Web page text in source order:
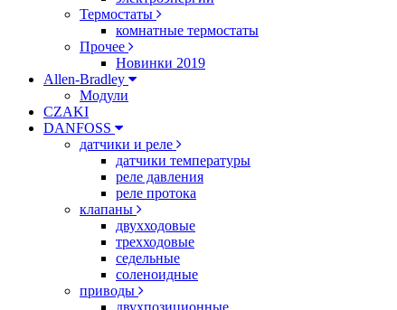
Термостаты
комнатные термостаты
Прочее
Новинки 2019
Allen-Bradley
Модули
CZAKI
DANFOSS
датчики и реле
датчики температуры
реле давления
реле протока
клапаны
двухходовые
трехходовые
седельные
соленоидные
приводы
двухпозиционные